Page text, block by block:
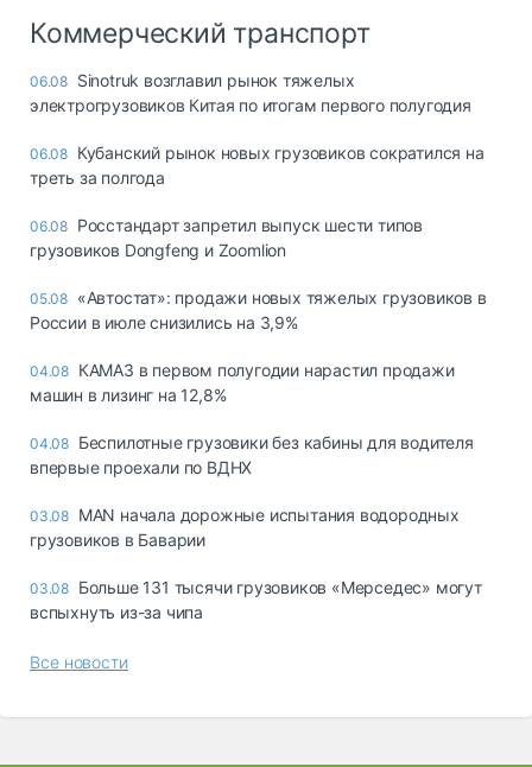
Коммерческий транспорт
06.08 Sinotruk возглавил рынок тяжелых
электрогрузовиков Китая по итогам первого полугодия
06.08 Кубанский рынок новых грузовиков сократился на
треть за полгода
06.08 Росстандарт запретил выпуск шести типов
грузовиков Dongfeng и Zoomlion
05.08 «Автостат»: продажи новых тяжелых грузовиков в
России в июле снизились на 3,9%
04.08 КАМАЗ в первом полугодии нарастил продажи
машин в лизинг на 12,8%
04.08 Беспилотные грузовики без кабины для водителя
впервые проехали по ВДНХ
03.08 MAN начала дорожные испытания водородных
грузовиков в Баварии
03.08 Больше 131 тысячи грузовиков «Мерседес» могут
вспыхнуть из-за чипа
Все новости